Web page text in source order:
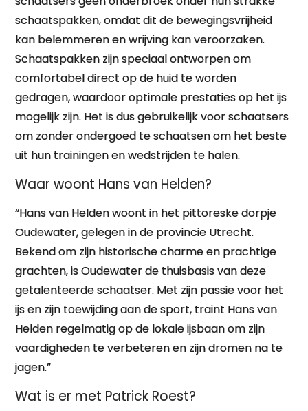
schaatspakken, omdat dit de bewegingsvrijheid
kan belemmeren en wrijving kan veroorzaken.
Schaatspakken zijn speciaal ontworpen om
comfortabel direct op de huid te worden
gedragen, waardoor optimale prestaties op het ijs
mogelijk zijn. Het is dus gebruikelijk voor schaatsers
om zonder ondergoed te schaatsen om het beste
uit hun trainingen en wedstrijden te halen.
Waar woont Hans van Helden?
“Hans van Helden woont in het pittoreske dorpje
Oudewater, gelegen in de provincie Utrecht.
Bekend om zijn historische charme en prachtige
grachten, is Oudewater de thuisbasis van deze
getalenteerde schaatser. Met zijn passie voor het
ijs en zijn toewijding aan de sport, traint Hans van
Helden regelmatig op de lokale ijsbaan om zijn
vaardigheden te verbeteren en zijn dromen na te
jagen.”
Wat is er met Patrick Roest?